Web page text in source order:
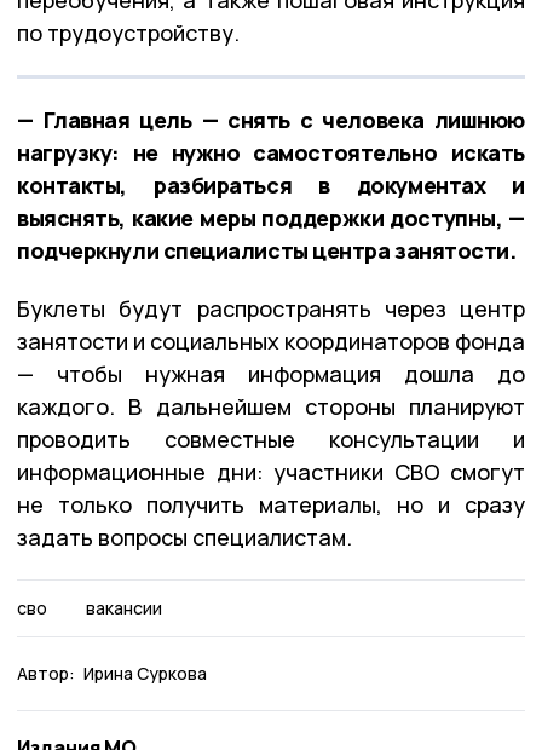
по трудоустройству.
— Главная цель — снять с человека лишнюю
нагрузку: не нужно самостоятельно искать
контакты, разбираться в документах и
выяснять, какие меры поддержки доступны, —
подчеркнули специалисты центра занятости.
Буклеты будут распространять через центр
занятости и социальных координаторов фонда
— чтобы нужная информация дошла до
каждого. В дальнейшем стороны планируют
проводить совместные консультации и
информационные дни: участники СВО смогут
не только получить материалы, но и сразу
задать вопросы специалистам.
сво вакансии
Автор: Ирина Суркова